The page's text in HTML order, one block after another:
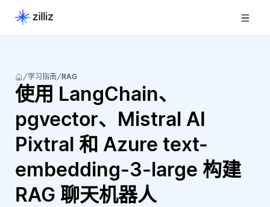
学习指南 RAG
使用 LangChain、
pgvector、Mistral AI
Pixtral 和 Azure text-
embedding-3-large 构建
RAG 聊天机器人